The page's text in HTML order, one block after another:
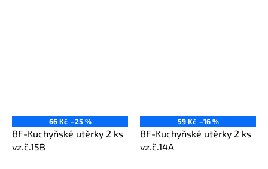
66 Kč –25 %
BF-Kuchyňské utěrky 2 ks
vz.č.15B
59 Kč –16 %
BF-Kuchyňské utěrky 2 ks
vz.č.14A